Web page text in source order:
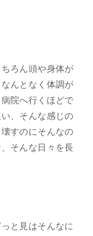
ろん頭や身体が
んとなく体調が
院へ行くほどで
、そんな感じの
すのにそんなの
そんな日々を長
と見はそんなに